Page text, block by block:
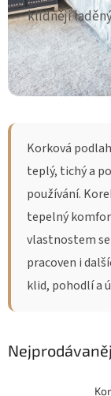
klidněji
Korková
teplý, tichý a
používání.
tepelný
vlastnostem
pracoven i
klid, pohodlí a